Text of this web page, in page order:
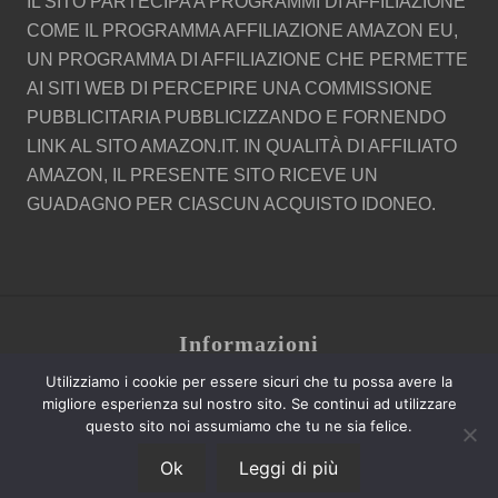
COME IL PROGRAMMA AFFILIAZIONE AMAZON EU,
UN PROGRAMMA DI AFFILIAZIONE CHE PERMETTE
AI SITI WEB DI PERCEPIRE UNA COMMISSIONE
PUBBLICITARIA PUBBLICIZZANDO E FORNENDO
LINK AL SITO AMAZON.IT. IN QUALITÀ DI AFFILIATO
AMAZON, IL PRESENTE SITO RICEVE UN
GUADAGNO PER CIASCUN ACQUISTO IDONEO.
Footer
Informazioni
Contatti
Cookie Policy
Utilizziamo i cookie per essere sicuri che tu possa avere la
migliore esperienza sul nostro sito. Se continui ad utilizzare
questo sito noi assumiamo che tu ne sia felice.
Ok Leggi di più